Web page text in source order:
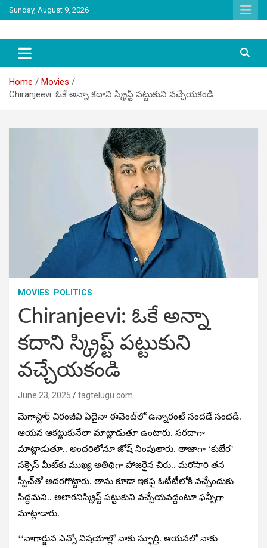
Skip
to
Sunday, August 9, 2026
Tag Telugu
Home
Movies
Chiranjeevi: ఓకే అన్నా కదాని స్క్రిప్ట్ పట్టుకుని వచ్చేయకండి
MOVIES POLITICS
Chiranjeevi: ఓకే అన్నా
కదాని స్క్రిప్ట్ పట్టుకుని
వచ్చేయకండి
June 23, 2025 tagtelugu.com
మెగాస్టార్ చిరంజీవి ఏదైనా ఈవెంట్‌లో ఉన్నారంటే సందడే సందడి.
ఆయన ఆకట్టుకునేలా మాట్లాడుతూ ఉంటారు. సరదాగా
మాట్లాడుతూ.. అందరిలోనూ జోష్ నింపుతారు. తాజాగా ‘కుబేర’
సక్సెస్‌ మీట్‌కు ముఖ్య అతిథిగా హాజరైన చిరు.. మరోసారి తన
స్పీచ్‌తో అదరగొట్టారు. తాను కూడా ఇకపై ఓటీటీలోకి వచ్చేందుకు
సిద్ధమని.. అలాగనిస్క్రిప్ట్ పట్టుకుని వచ్చేయవద్దంటూ ఫన్సీగా
మాట్లాడారు.
‘‘నాగార్జున ఎన్నో విషయాల్లో నాకు స్ఫూర్తి. ఆయనలో నాకు